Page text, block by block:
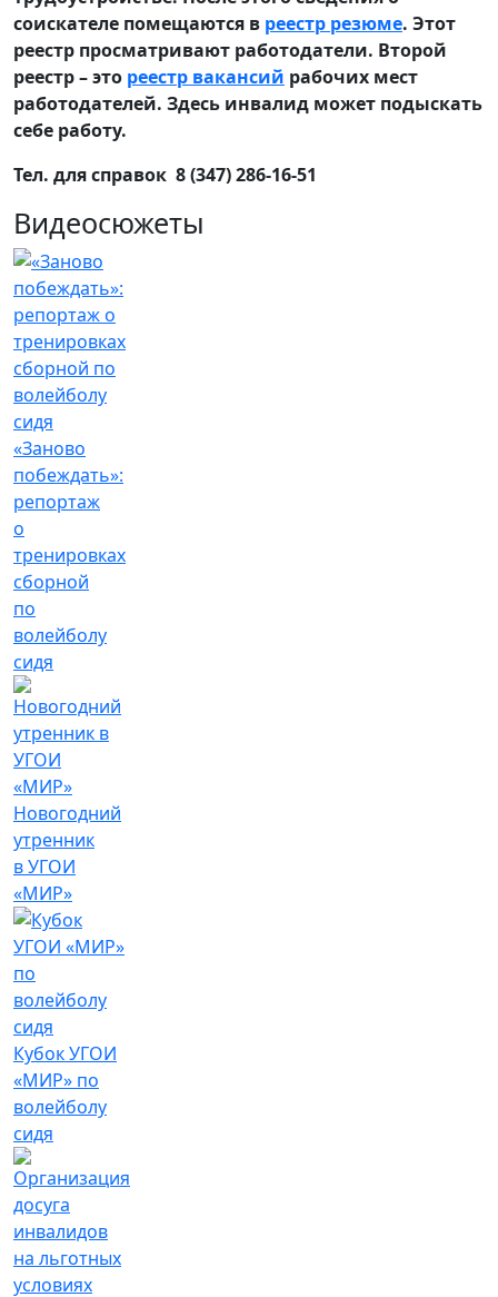
соискателе помещаются в реестр резюме. Этот
реестр просматривают работодатели. Второй
реестр – это реестр вакансий рабочих мест
работодателей. Здесь инвалид может подыскать
себе работу.
Тел. для справок 8 (347) 286-16-51
Видеосюжеты
«Заново
побеждать»:
репортаж
о
тренировках
сборной
по
волейболу
сидя
Новогодний
утренник
в УГОИ
«МИР»
Кубок УГОИ
«МИР» по
волейболу
сидя